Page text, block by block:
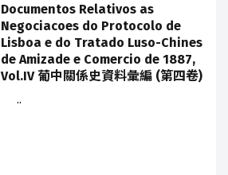
Documentos Relativos as
Negociacoes do Protocolo de
Lisboa e do Tratado Luso-Chines
de Amizade e Comercio de 1887,
Vol.IV 葡中關係史資料彙編 (第四卷)
..